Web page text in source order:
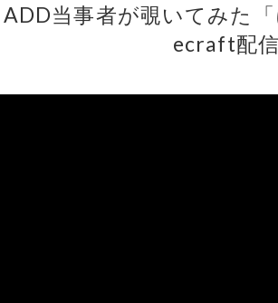
ADD当事者が覗いてみた
ecraft配信